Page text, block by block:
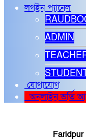
লগইন প্যানেল
ADMIN
যোগাযোগ
অনলাইন ভর্তি